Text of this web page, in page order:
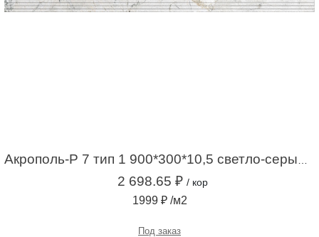
2 698.65 ₽ / кор
1999 ₽ /м2
Под заказ